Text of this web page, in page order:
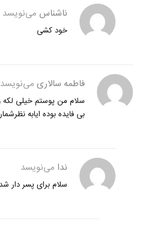
ناشناس می‌نویسد
خود کشی
فاطمه سالاری می‌نویسد
سلام من پوستم خیلی لکه
بی فایده بوده ایابه
ندا می‌نویسد
سلام برای پسر دار